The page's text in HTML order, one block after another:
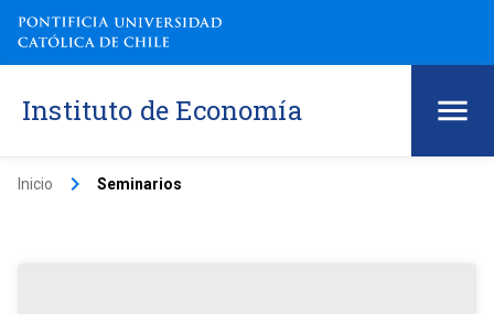
Instituto de Economía
Inicio keyboard_arrow_right Seminarios